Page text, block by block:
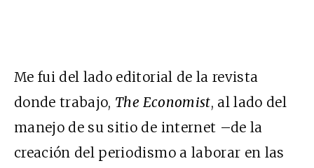
Me fui del lado editorial de la revista
donde trabajo, The Economist, al lado del
manejo de su sitio de internet –de la
creación del periodismo a laborar en las